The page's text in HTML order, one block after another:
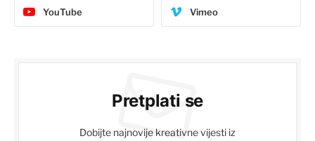
YouTube Vimeo
Pretplati se
Dobijte najnovije kreativne vijesti iz